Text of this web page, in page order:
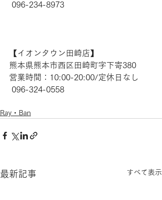
096-234-8973
【​イオンタウン田崎店】
熊本県熊本市西区田崎町字下寄380
営業時間：10:00-20:00/定休日なし
096-324-0558
Ray・Ban
最新記事 すべて表示